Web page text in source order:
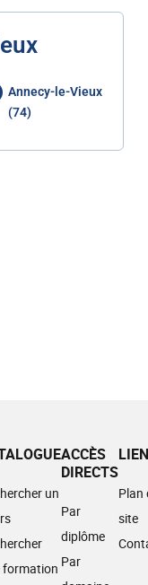
Annecy-le-Vieux
(74)
un
formation
ACCÈS
DIRECTS
Par
diplôme
Par
Plan
site